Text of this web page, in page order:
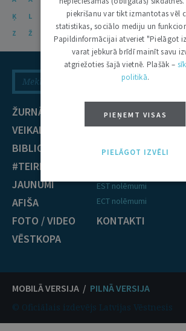
Ķ
L N Ņ O P R S Š
Z
Ž
ŽURNĀLS
VEIKALS
BIBLIOTĒKA
#TEIRDARBS
JAUNUMI
AFIŠA
FOTO / VIDEO
VĒSTKOPA
NOZARES
Krimināltiesības
EST nolēmumi
ECT nolēmumi
KONTAKTI
MOBILĀ VERSIJA / PILNĀ VERSIJA
© Oficiālais izdevējs Latvijas Vēstnesis
piekrišanu var tikt izmantotas vēl
statistikas, sociālo mediju un
Papildinformācijai atveriet "Pielāgot
varat jebkurā brīdī mainīt savu
atgriežoties šajā vietnē. Plašāk –
politikā.
PIEŅEMT VISAS
PIELĀGOT IZVĒLI